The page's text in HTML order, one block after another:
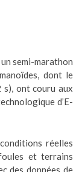
semi-marathon
dont le
ont couru aux
d’E-
réelles
et terrains
des données de